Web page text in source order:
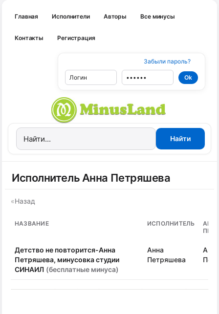
Главная Исполнители Авторы Все минусы
Контакты Регистрация
Забыли пароль?
Исполнитель Анна Петряшева
«Назад
НАЗВАНИЕ ИСПОЛНИТЕЛЬ
Детство не повторится-Анна
Петряшева, минусовка студии
СИНАИЛ (бесплатные минуса)
Анна
Петряшева
Анна